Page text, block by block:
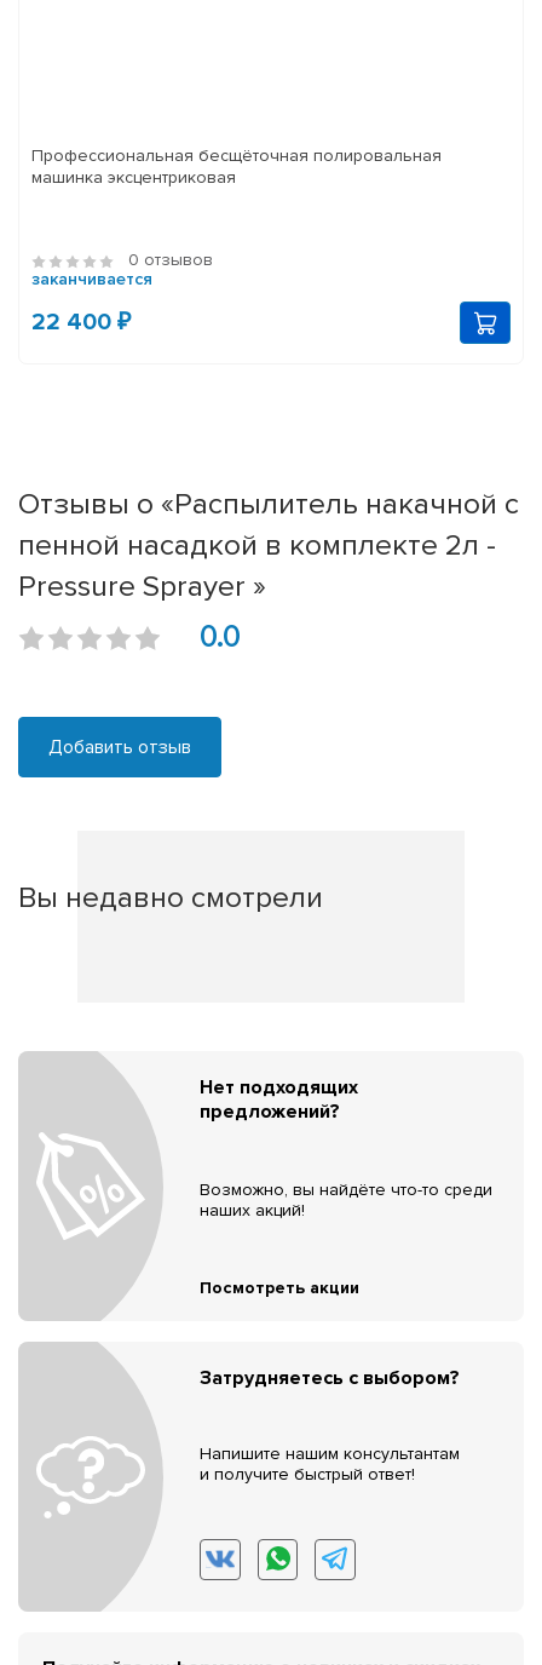
Профессиональная бесщёточная полировальная
машинка эксцентриковая
0 отзывов
заканчивается
22 400 ₽
Отзывы о «Распылитель накачной с
пенной насадкой в комплекте 2л -
Pressure Sprayer »
0.0
Добавить отзыв
Вы недавно смотрели
Нет подходящих
предложений?
Возможно, вы найдёте что-то среди
наших акций!
Посмотреть акции
Затрудняетесь с выбором?
Напишите нашим консультантам
и получите быстрый ответ!